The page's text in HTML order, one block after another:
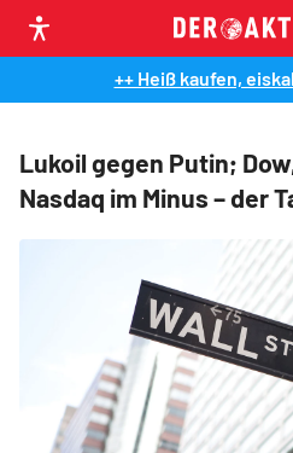
++ Heiß kaufen,
Lukoil gegen Putin;
Nasdaq im Minus – der